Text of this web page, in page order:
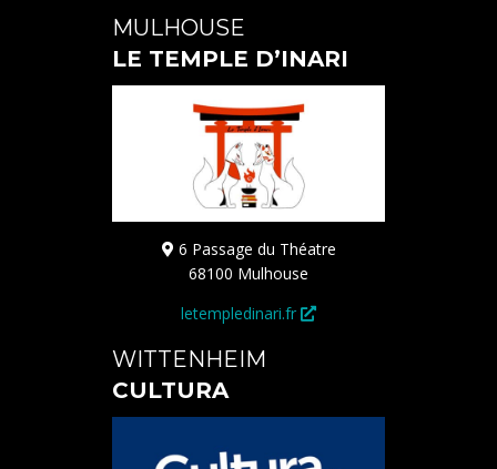
MULHOUSE
LE TEMPLE D’INARI
6 Passage du Théatre
68100 Mulhouse
letempledinari.fr
WITTENHEIM
CULTURA